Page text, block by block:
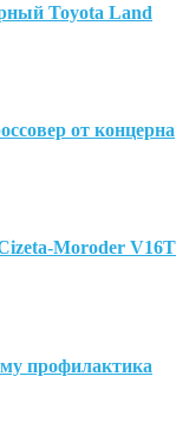
Toyota Land
от концерна
Moroder V16T
профилактика